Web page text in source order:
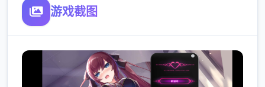
游戏截图